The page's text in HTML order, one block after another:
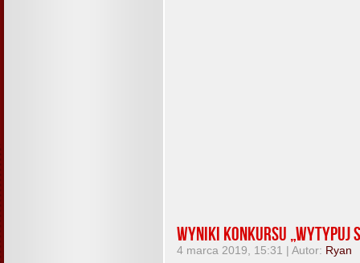
Wyniki konkursu „Wytypuj
4 marca 2019, 15:31 | Autor: Ryan